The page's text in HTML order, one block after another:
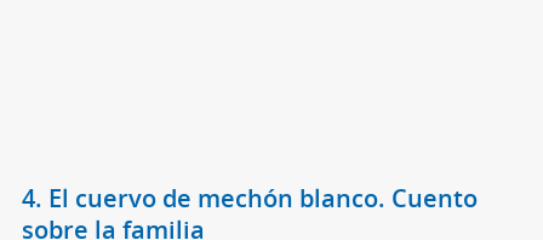
4. El cuervo de mechón blanco. Cuento
sobre la familia